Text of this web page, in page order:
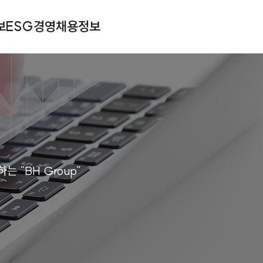
ESG경영채용정보
는 “BH Group”